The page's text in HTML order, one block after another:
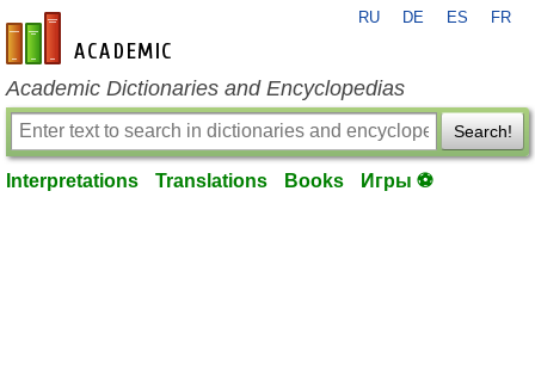
en-academic.com
RU DE ES FR
Academic Dictionaries and Encyclopedias
Search!
Interpretations Translations Books Игры ⚽